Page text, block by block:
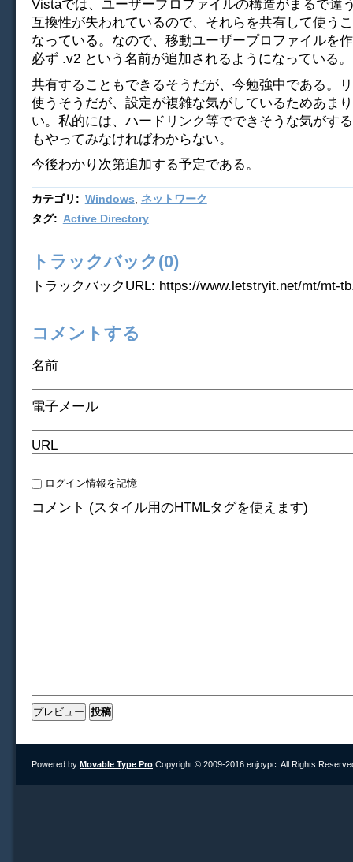
Vistaでは、ユーザープロファイルの構造がまるで違
互換性が失われているので、それらを共有して使う
なっている。なので、移動ユーザープロファイルを
必ず .v2 という名前が追加されるようになっている。
共有することもできるそうだが、今勉強中である。
使うそうだが、設定が複雑な気がしているためあま
い。私的には、ハードリンク等でできそうな気がす
もやってみなければわからない。
今後わかり次第追加する予定である。
カテゴリ : Windows, ネットワーク
タグ: Active Directory
トラックバック(0)
トラックバックURL: https://www.letstryit.net/mt/mt-
コメントする
名前
電子メール
URL
ログイン情報を記憶
コメント (スタイル用のHTMLタグを使えます)
Powered by Movable Type Pro Copyright © 2009-2016 enjoypc. All Rights